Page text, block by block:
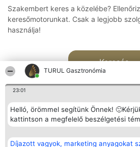
TURUL Gasztronómia
23:01
Helló, örömmel segítünk Önnek!
kattintson a megfelelő beszélgetési
Díjazott vagyok, marketing anyagokat
Szakembert keres a közelébe?
keresőmotorunkat. Csak a legjobb
használja!
Keresés
Rangsorszervező
SC Beautiful Company S.R.L.
Népszavazás
Nyertesek